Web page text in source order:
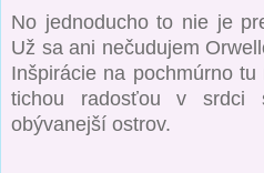
No jednoducho to nie je
Už sa ani nečudujem
Inšpirácie na pochmúrno
tichou radosťou v
obývanejší ostrov.